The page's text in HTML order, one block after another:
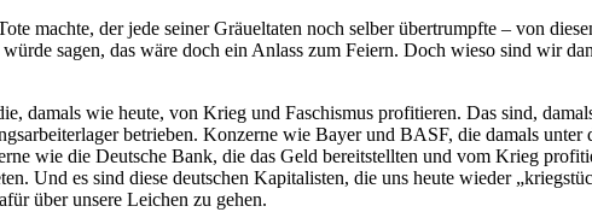
machte, der jede seiner Gräueltaten noch selber übertrumpfte – von
sagen, das wäre doch ein Anlass zum Feiern. Doch wieso sind wir
damals wie heute, von Krieg und Faschismus profitieren. Das sind,
betrieben. Konzerne wie Bayer und BASF, die damals unter
wie die Deutsche Bank, die das Geld bereitstellten und vom Krieg
Und es sind diese deutschen Kapitalisten, die uns heute wieder
über unsere Leichen zu gehen.